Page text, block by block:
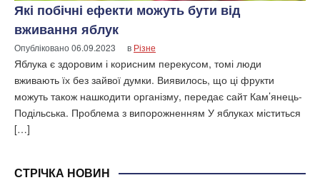
Які побічні ефекти можуть бути від
вживання яблук
Опубліковано06.09.2023 в Різне
Яблука є здоровим і корисним перекусом, томі люди
вживають їх без зайвої думки. Виявилось, що ці фрукти
можуть також нашкодити організму, передає сайт Кам’янець-
Подільська. Проблема з випорожненням У яблуках міститься
[…]
СТРІЧКА НОВИН